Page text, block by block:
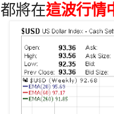
都將在這波行情